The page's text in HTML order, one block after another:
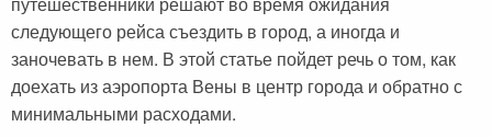
Каппадокия
Олюдениз
Барселона
Италия
Сицилия
Венеция
Франция
Грузия
Хайнань (Китай)
Бали
Тенерифе
Черногория
Египет
Занзибар
Иордания
следующего рейса съездить в город, а иногда и
заночевать в нем. В этой статье пойдет речь о том, как
доехать из аэропорта Вены в центр города и обратно с
минимальными расходами.